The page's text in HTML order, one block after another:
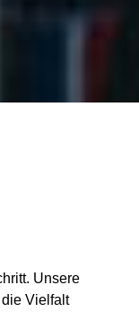
Unsere
Vielfalt